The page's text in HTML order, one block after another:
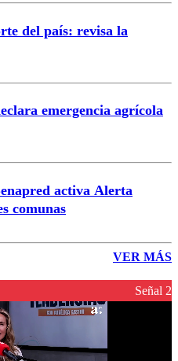
del país: revisa la
emergencia agrícola
activa Alerta
comunas
VER MÁS
Señal 2